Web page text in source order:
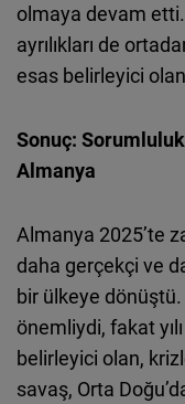
olmaya devam
ayrılıkları de
esas belirleyici
Sonuç:
Almanya
Almanya 2025’te
daha gerçekçi ve
bir ülkeye
önemliydi, fakat
belirleyici olan,
savaş, Orta